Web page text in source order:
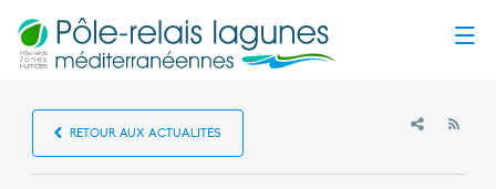
RETOUR AUX ACTUALITÉS